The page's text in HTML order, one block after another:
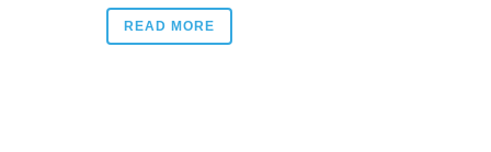
READ MORE